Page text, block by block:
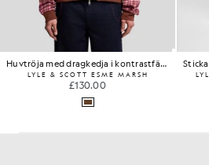
LYLE & SCOTT GEORGINA HUNT
£105.00